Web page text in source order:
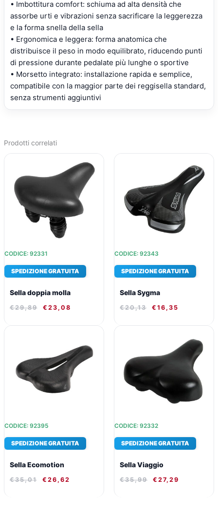
• Imbottitura comfort: schiuma ad alta densità che
assorbe urti e vibrazioni senza sacrificare la leggerezza
e la forma snella della sella
• Ergonomica e leggera: forma anatomica che
distribuisce il peso in modo equilibrato, riducendo punti
di pressione durante pedalate più lunghe o sportive
• Morsetto integrato: installazione rapida e semplice,
compatibile con la maggior parte dei reggisella standard,
senza strumenti aggiuntivi
Prodotti correlati
CODICE: 92331
SPEDIZIONE GRATUITA
Sella doppia molla
€29,89
ORIGINALE
ERA:
€ 23,08
PREZZO
ATTUALE
È:
€23,08.
CODICE: 92343
SPEDIZIONE GRATUITA
Sella Sygma
€20,13
ORIGINALE
€20,13.
€ 16,35
PREZZO
ATTUALE
È:
€16,35.
CODICE: 92395
SPEDIZIONE GRATUITA
Sella Ecomotion
€35,01
ORIGINALE
€35,01.
€ 26,62
ATTUALE
È:
€26,62.
CODICE: 92332
SPEDIZIONE GRATUITA
Sella Viaggio
€35,99
ORIGINALE
ERA:
€35,99.
€ 27,29
ATTUALE
€27,29.